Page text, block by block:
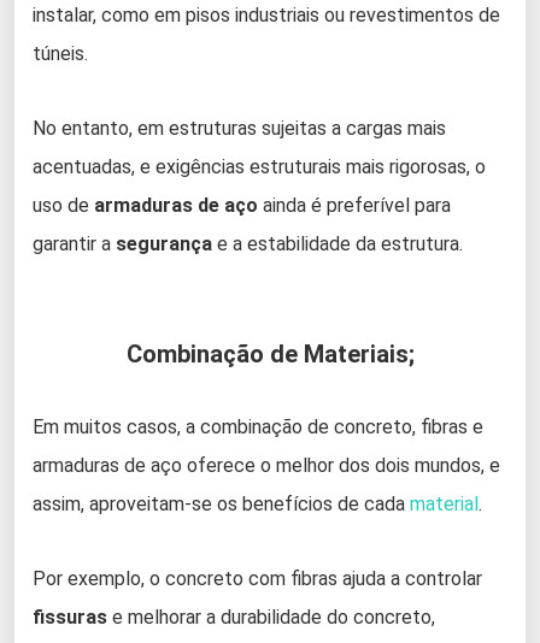
instalar, como em pisos industriais ou revestimentos de
túneis.
No entanto, em estruturas sujeitas a cargas mais
acentuadas, e exigências estruturais mais rigorosas, o
uso de armaduras de aço ainda é preferível para
garantir a segurança e a estabilidade da estrutura.
Combinação de Materiais;
Em muitos casos, a combinação de concreto, fibras e
armaduras de aço oferece o melhor dos dois mundos, e
assim, aproveitam-se os benefícios de cada material.
Por exemplo, o concreto com fibras ajuda a controlar
fissuras e melhorar a durabilidade do concreto,